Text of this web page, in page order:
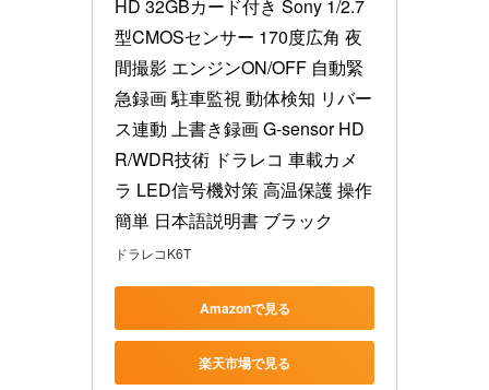
HD 32GBカード付き Sony 1/2.7
型CMOSセンサー 170度広角 夜
間撮影 エンジンON/OFF 自動緊
急録画 駐車監視 動体検知 リバー
ス連動 上書き録画 G-sensor HD
R/WDR技術 ドラレコ 車載カメ
ラ LED信号機対策 高温保護 操作
簡単 日本語説明書 ブラック
ドラレコK6T
Amazonで見る
楽天市場で見る